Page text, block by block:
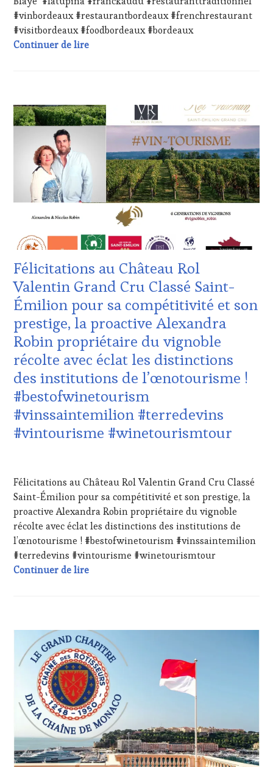
ÉCRITE,
RADIO,
TV,
WEB,
PRODUCTEURS
TERROIR,
RESTAURATEUR,
CUISINIER,
ŒNOLOGUE,
SOMMELIER,
SALONS
INTERNATIONAUX,
VIGNOBLES,
TASTING
WINE
TOURISM
FAME,
WINE
TOUR,
WINETASTINGVOUCHER.COM
#vinbordeaux #restaurantbordeaux #frenchrestaurant
#visitbordeaux #foodbordeaux #bordeaux
Continuer de lireParcours singulier de Franck Audu,
CHALLENGE
HORS
CONFORT,
CLUB
WINE
VOUCHER,
DE-
DOMAINE
VITICOLE,
ADHÉRENT,
VIN
TOURISME
EDITION
LES
CLÉS
DU
VIN
ET
DE
LA
HAUTE
GASTRONOMIE
&
DÉGUSTATIONS,
WINE
TASTING,
MÉDIAS,
PRESSE
ÉCRITE,
RADIO,
TV,
TOURISME,
PRODUCTEURS
TERROIR,
RESTAURATEUR,
CUISINIER,
ŒNOLOGUE,
SOMMELIER,
SALONS
INTERNATIONAUX,
VIGNOBLES,
Félicitations au Château Rol
Valentin Grand Cru Classé Saint-
Émilion pour sa compétitivité et son
prestige, la proactive Alexandra
Robin propriétaire du vignoble
récolte avec éclat les distinctions
des institutions de l’œnotourisme !
#bestofwinetourism
#vinssaintemilion #terredevins
#vintourisme #winetourismtour
2024
Félicitations au Château Rol Valentin Grand Cru Classé
Saint-Émilion pour sa compétitivité et son prestige, la
proactive Alexandra Robin propriétaire du vignoble
récolte avec éclat les distinctions des institutions de
l’œnotourisme ! #bestofwinetourism #vinssaintemilion
#terredevins #vintourisme #winetourismtour
Continuer de lireFélicitations au Château Rol Valentin
WINE
TASTING
VOUCHER,
CÔTES-
DE-
PROVENCE,
DOMAINE
VITICOLE,
ADHÉRENT,